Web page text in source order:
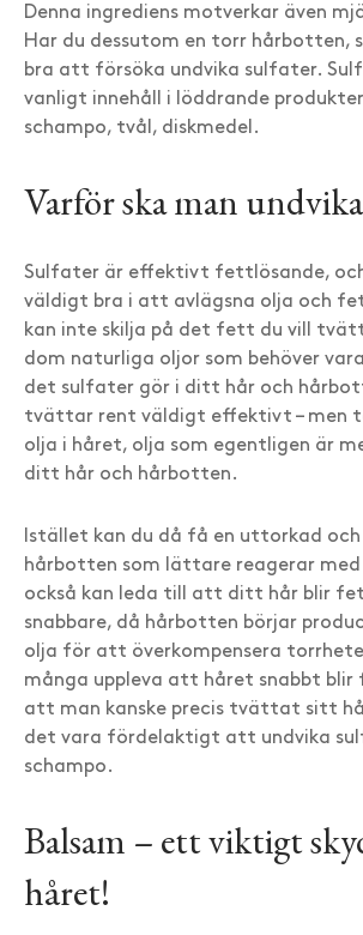
Denna ingrediens motverkar även
Har du dessutom en torr hårbotten,
bra att försöka undvika sulfater.
vanligt innehåll i löddrande
schampo, tvål, diskmedel.
Varför ska man
Sulfater är effektivt fettlösande,
väldigt bra i att avlägsna olja och
kan inte skilja på det fett du vill
dom naturliga oljor som behöver
det sulfater gör i ditt hår och
tvättar rent väldigt effektivt – men
olja i håret, olja som egentligen är
ditt hår och hårbotten.
Istället kan du då få en uttorkad
hårbotten som lättare reagerar med
också kan leda till att ditt hår blir
snabbare, då hårbotten börjar
olja för att överkompensera
många uppleva att håret snabbt
att man kanske precis tvättat sitt
det vara fördelaktigt att undvika
schampo.
Balsam – ett viktigt
håret!